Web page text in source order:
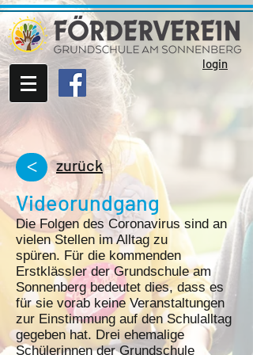
login
> zurück
Videorundgang
Die Folgen des Coronavirus sind an
vielen Stellen im Alltag zu
spüren. Für die kommenden
Erstklässler der Grundschule am
Sonnenberg bedeutet dies, dass es
für sie vorab keine Veranstaltungen
zur Einstimmung auf den Schulalltag
gegeben hat. Drei ehemalige
Schülerinnen der Grundschule